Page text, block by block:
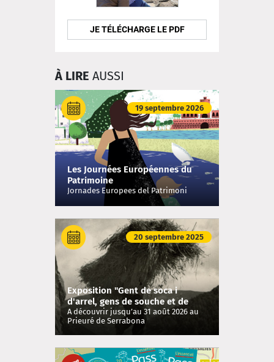
JE TÉLÉCHARGE LE PDF
À LIRE AUSSI
19 septembre 2026
Les Journées Européennes du
Patrimoine
Jornades Europees del Patrimoni
20 septembre 2025
Exposition "Gent de soca i
d'arrel, gens de souche et de
racine : visages et paysans des
Aspres et d'ailleurs"
A découvrir jusqu’au 31 août 2026 au
Prieuré de Serrabona